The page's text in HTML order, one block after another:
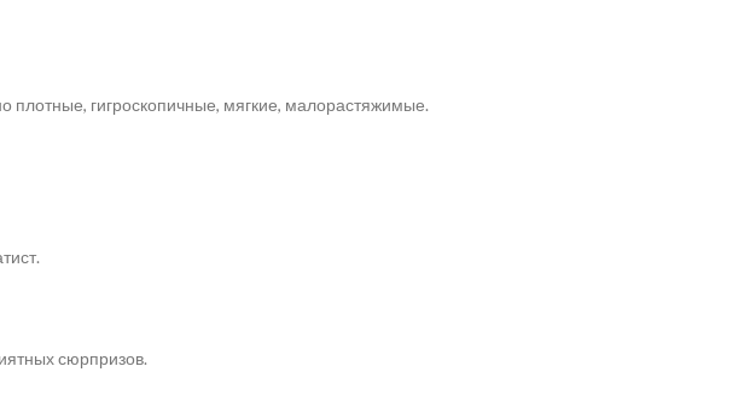
гигроскопичные, мягкие, малорастяжимые.
сюрпризов.